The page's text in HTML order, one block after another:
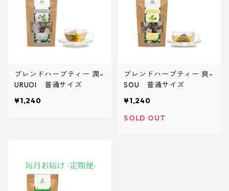
ブレンドハーブティー 潤-
URUOI 普通サイズ
¥1,240
ブレンドハーブティー 爽-
SOU 普通サイズ
¥1,240
SOLD OUT